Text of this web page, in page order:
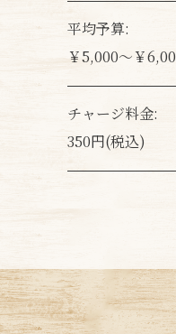
平均予算:
￥5,000～￥
チャージ料金:
350円(税込)